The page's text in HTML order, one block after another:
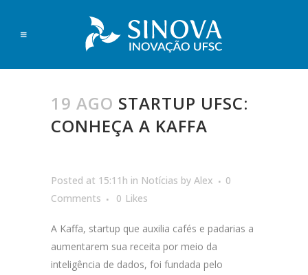
19 AGO STARTUP UFSC:
CONHEÇA A KAFFA
Posted at 15:11h in Notícias by Alex
0
Comments
0 Likes
A Kaffa, startup que auxilia cafés e padarias a
aumentarem sua receita por meio da
inteligência de dados, foi fundada pelo